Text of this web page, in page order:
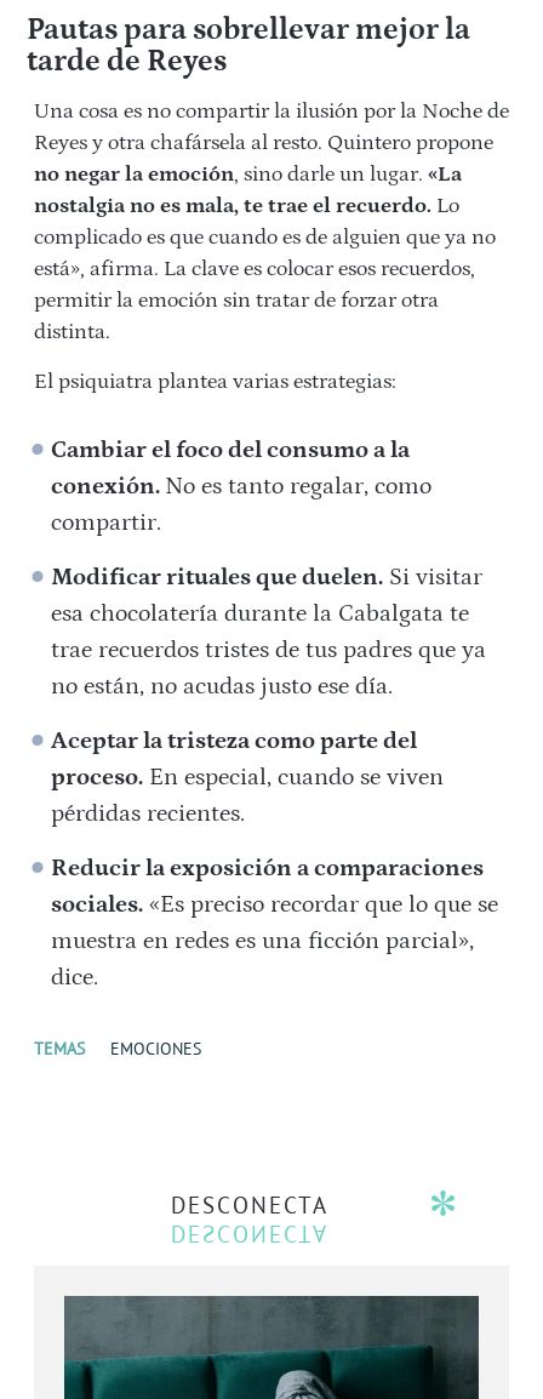
Pautas para sobrellevar mejor la
tarde de Reyes
Una cosa es no compartir la ilusión por la Noche de
Reyes y otra chafársela al resto. Quintero propone
no negar la emoción, sino darle un lugar. «La
nostalgia no es mala, te trae el recuerdo. Lo
complicado es que cuando es de alguien que ya no
está», afirma. La clave es colocar esos recuerdos,
permitir la emoción sin tratar de forzar otra
distinta.
El psiquiatra plantea varias estrategias:
Cambiar el foco del consumo a la
conexión. No es tanto regalar, como
compartir.
Modificar rituales que duelen. Si visitar
esa chocolatería durante la Cabalgata te
trae recuerdos tristes de tus padres que ya
no están, no acudas justo ese día.
Aceptar la tristeza como parte del
proceso. En especial, cuando se viven
pérdidas recientes.
Reducir la exposición a comparaciones
sociales. «Es preciso recordar que lo que se
muestra en redes es una ficción parcial»,
dice.
TEMAS EMOCIONES
DESCONECTA